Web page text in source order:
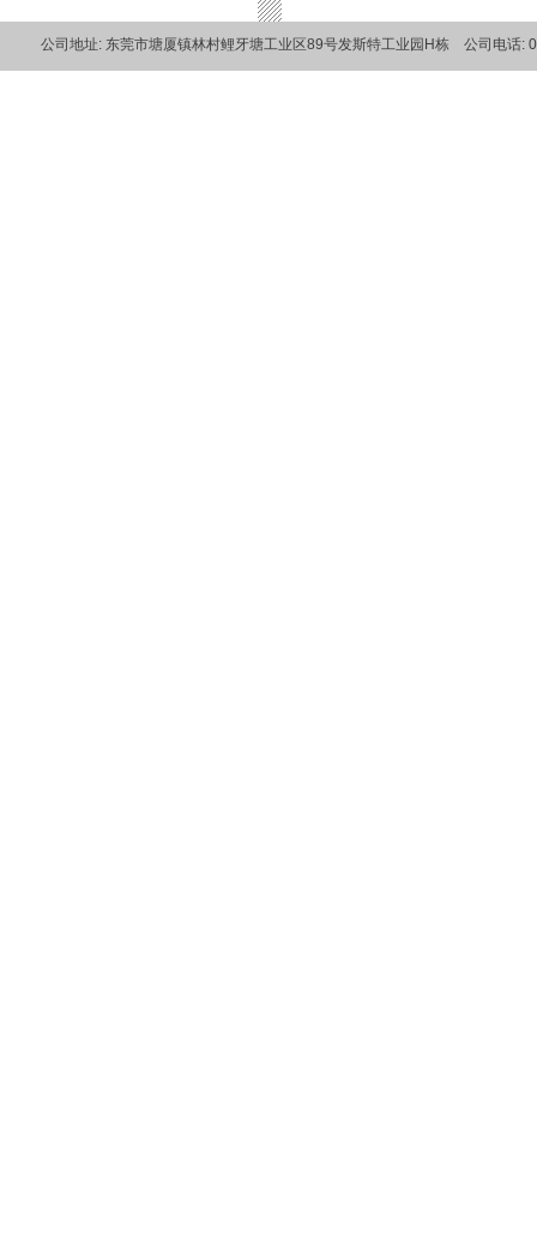
公司地址: 东莞市塘厦镇林村鲤牙塘工业区89号发斯特工业园H栋 公司电